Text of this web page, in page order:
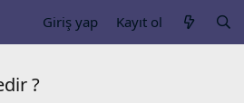
Giriş yap Kayıt ol
?